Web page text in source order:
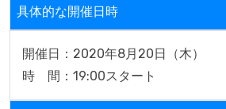
具体的な開催日時
開催日：2020年8月20日（木）
時　間：19:00スタート